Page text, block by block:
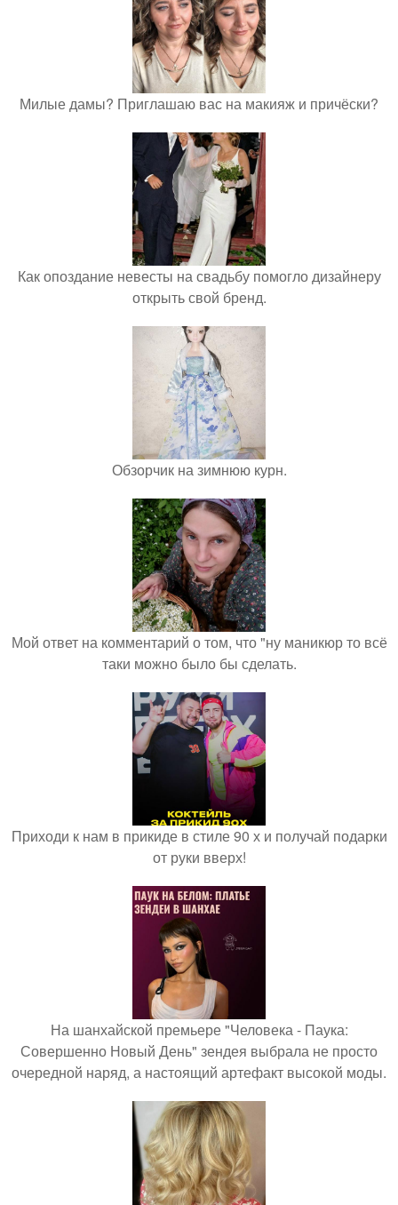
Милые дамы? Приглашаю вас на макияж и причёски?
Как опоздание невесты на свадьбу помогло дизайнеру
открыть свой бренд.
Обзорчик на зимнюю курн.
Мой ответ на комментарий о том, что "ну маникюр то всё
таки можно было бы сделать.
Приходи к нам в прикиде в стиле 90 х и получай подарки
от руки вверх!
На шанхайской премьере "Человека - Паука:
Совершенно Новый День" зендея выбрала не просто
очередной наряд, а настоящий артефакт высокой моды.